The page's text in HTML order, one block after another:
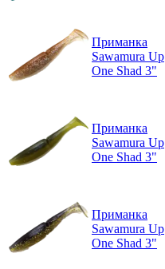
Приманка
Sawamura Up
One Shad 3"
Приманка
Sawamura Up
One Shad 3"
Приманка
Sawamura Up
One Shad 3"